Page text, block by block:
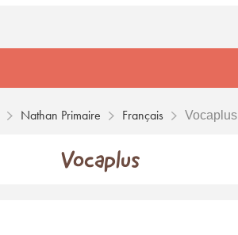
Nathan Primaire Français Vocaplus
Vocaplus